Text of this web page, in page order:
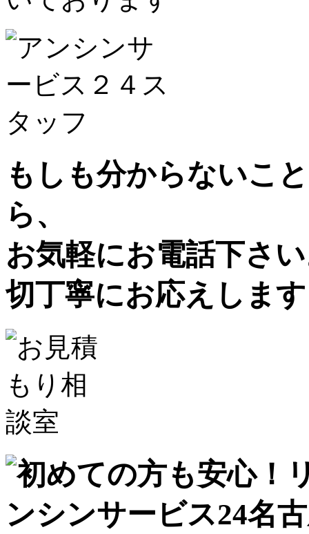
もしも分からないこ
ら、
お気軽にお電話下さ
切丁寧にお応えしま